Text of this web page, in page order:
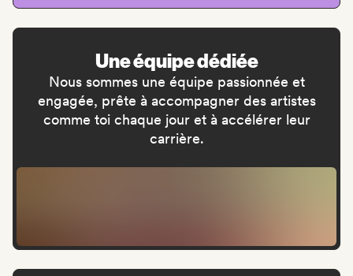
Une équipe dédiée
Nous sommes une équipe passionnée et
engagée, prête à accompagner des artistes
comme toi chaque jour et à accélérer leur
carrière.